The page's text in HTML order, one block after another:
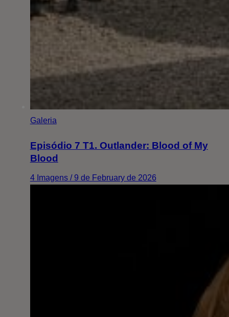
Galeria
Episódio 7 T1. Outlander: Blood of My
Blood
4 Imagens / 9 de February de 2026